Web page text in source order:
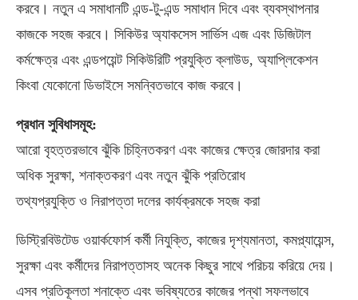
করবে। নতুন এ সমাধানটি এন্ড-টু-এন্ড সমাধান দিবে এবং ব্যবস্থাপনার
কাজকে সহজ করবে। সিকিউর অ্যাকসেস সার্ভিস এজ এবং ডিজিটাল
কর্মক্ষেত্র এবং এন্ডপয়েন্ট সিকিউরিটি প্রযুক্তি ক্লাউড, অ্যাপ্লিকেশন
কিংবা যেকোনো ডিভাইসে সমন্বিতভাবে কাজ করবে।
প্রধান সুবিধাসমূহ:
আরো বৃহত্তরভাবে ঝুঁকি চিহ্নিতকরণ এবং কাজের ক্ষেত্র জোরদার করা
অধিক সুরক্ষা, শনাক্তকরণ এবং নতুন ঝুঁকি প্রতিরোধ
তথ্যপ্রযুক্তি ও নিরাপত্তা দলের কার্যক্রমকে সহজ করা
ডিস্ট্রিবিউটেড ওয়ার্কফোর্স কর্মী নিযুক্তি, কাজের দৃশ্যমানতা, কমপ্ল্যায়েন্স,
সুরক্ষা এবং কর্মীদের নিরাপত্তাসহ অনেক কিছুর সাথে পরিচয় করিয়ে দেয়।
এসব প্রতিকূলতা শনাক্তে এবং ভবিষ্যতের কাজের পন্থা সফলভাবে